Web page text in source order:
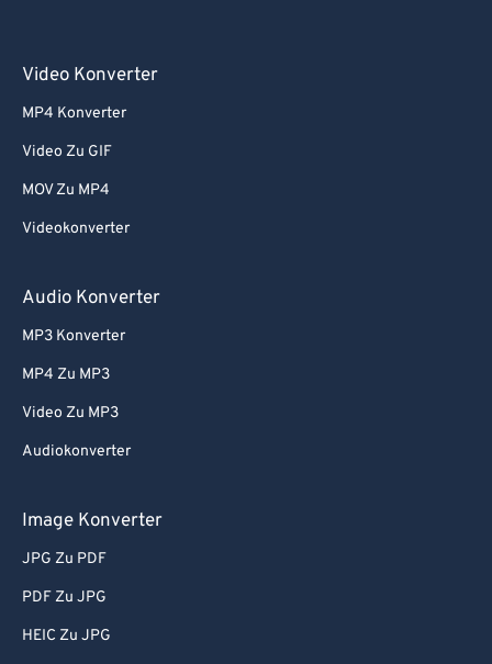
Video Konverter
MP4 Konverter
Video Zu GIF
MOV Zu MP4
Videokonverter
Audio Konverter
MP3 Konverter
MP4 Zu MP3
Video Zu MP3
Audiokonverter
Image Konverter
JPG Zu PDF
PDF Zu JPG
HEIC Zu JPG